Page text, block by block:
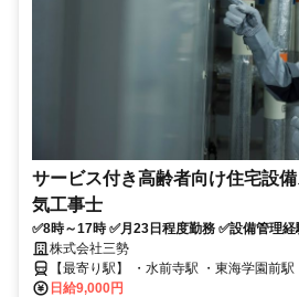
サービス付き高齢者向け住宅設
気工事士
✅8時～17時 ✅月23日程度勤務 ✅設備管理
士 必須
株式会社三勢
【最寄り駅】 ・水前寺駅 ・東海学園前
日給9,000円